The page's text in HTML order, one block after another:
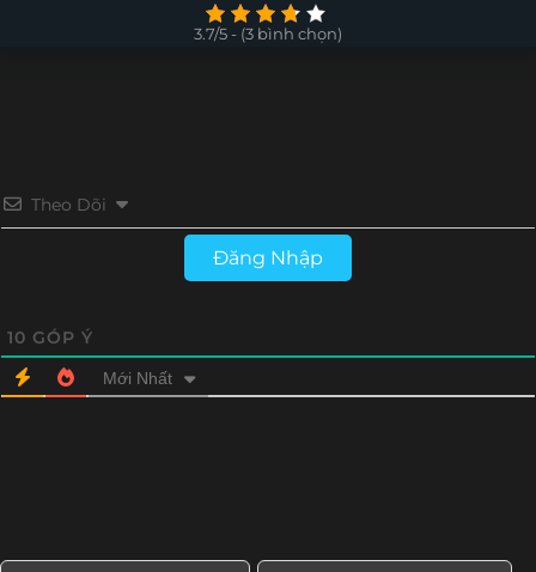
3.7/5 - (3 bình chọn)
Theo Dõi
Đăng Nhập
10 GÓP Ý
Mới Nhất